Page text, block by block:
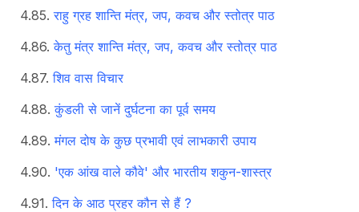
राहु ग्रह शान्ति मंत्र, जप, कवच और स्तोत्र पाठ
केतु मंत्र शान्ति मंत्र, जप, कवच और स्तोत्र पाठ
शिव वास विचार
कुंडली से जानें दुर्घटना का पूर्व समय
मंगल दोष के कुछ प्रभावी एवं लाभकारी उपाय
'एक आंख वाले कौवे' और भारतीय शकुन-शास्त्र
दिन के आठ प्रहर कौन से हैं ?